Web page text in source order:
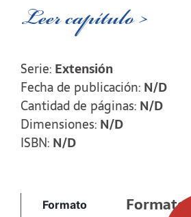
Leer capítulo >
Serie: Extensión
Fecha de publicación: N/D
Cantidad de páginas: N/D
Dimensiones: N/D
ISBN: N/D
Formato
Formato